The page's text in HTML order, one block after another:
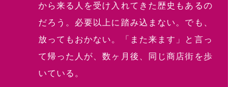
から来る人を受け入れてきた歴史もあるの
だろう。必要以上に踏み込まない。でも、
放ってもおかない。「また来ます」と言っ
て帰った人が、数ヶ月後、同じ商店街を歩
いている。